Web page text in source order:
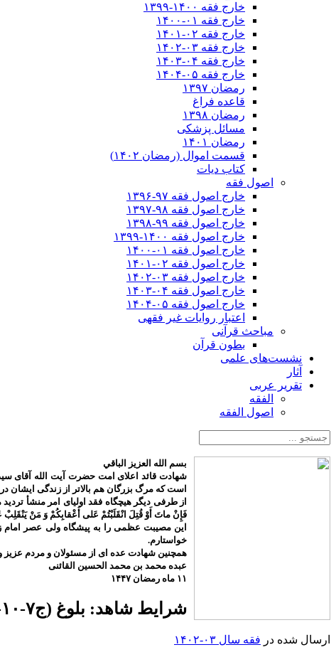
خارج فقه ۱۴۰۰-۱۳۹۹
خارج فقه ۰۱-۱۴۰۰
خارج فقه ۰۲-۱۴۰۱
خارج فقه ۰۳-۱۴۰۲
خارج فقه ۰۴-۱۴۰۳
خارج فقه ۰۵-۱۴۰۴
رمضان ۱۳۹۷
قاعده فراغ
رمضان ۱۳۹۸
مسائل پزشکی
رمضان ۱۴۰۱
قسمت اموال (رمضان ۱۴۰۲)
کتاب دیات
اصول فقه
خارج اصول فقه ۹۷-۱۳۹۶
خارج اصول فقه ۹۸-۱۳۹۷
خارج اصول فقه ۹۹-۱۳۹۸
خارج اصول فقه ۱۴۰۰-۱۳۹۹
خارج اصول فقه ۰۱-۱۴۰۰
خارج اصول فقه ۰۲-۱۴۰۱
خارج اصول فقه ۰۳-۱۴۰۲
خارج اصول فقه ۰۴-۱۴۰۳
خارج اصول فقه ۰۵-۱۴۰۴
اعتبار روایات غیر فقهی
مباحث قرآنی
بطون قرآن
نشست‌های علمی
آثار
تقریر عربی
الفقه
اصول الفقه
بسم الله العزیز الباقي
شهادت قائد اعلای امت حضرت آیت الله آقای
است که مرگ بزرگان هم بالاتر از زندگی
از طرفی دیگر هیچگاه فقد اولیای امر منشأ
فَإِنْ ماتَ أَوْ قُتِلَ انْقَلَبْتُمْ عَلى‌ أَعْقابِكُمْ وَ مَنْ يَنْقَلِبْ
این مصیبت عظمی را به پیشگاه ولی عصر امام
خواستارم.
همچنین شهادت عده ای از مسئولان و مردم عزیز
عبده محمد بن محمد الحسین القائنی
۱۱ ماه رمضان ۱۴۴۷
شرایط شاهد: بلوغ (ج۷-۱۰-۷-۱۴۰۲)
ارسال شده در فقه سال ۰۳-۱۴۰۲